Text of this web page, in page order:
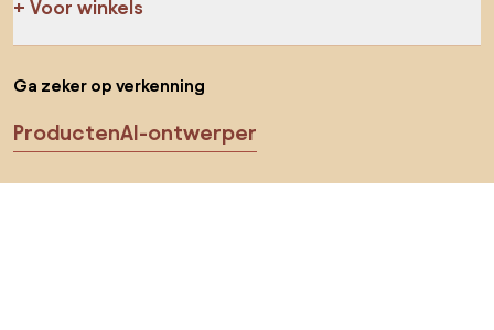
Voor winkels
Ga zeker op verkenning
ProductenAI-ontwerper